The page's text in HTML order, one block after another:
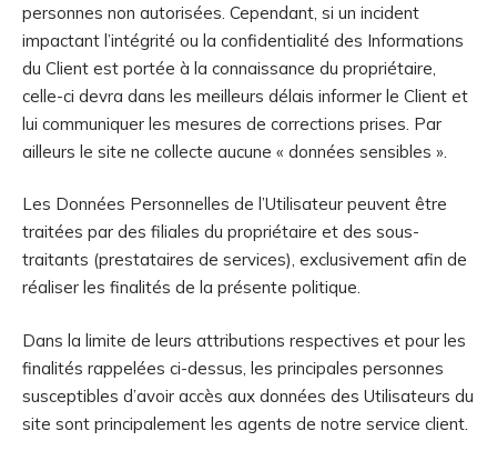
personnes non autorisées. Cependant, si un incident
impactant l’intégrité ou la confidentialité des Informations
du Client est portée à la connaissance du propriétaire,
celle-ci devra dans les meilleurs délais informer le Client et
lui communiquer les mesures de corrections prises. Par
ailleurs le site ne collecte aucune « données sensibles ».
Les Données Personnelles de l’Utilisateur peuvent être
traitées par des filiales du propriétaire et des sous-
traitants (prestataires de services), exclusivement afin de
réaliser les finalités de la présente politique.
Dans la limite de leurs attributions respectives et pour les
finalités rappelées ci-dessus, les principales personnes
susceptibles d’avoir accès aux données des Utilisateurs du
site sont principalement les agents de notre service client.